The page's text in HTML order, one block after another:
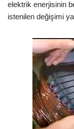
elektrik enerjisinin
istenilen değişimi